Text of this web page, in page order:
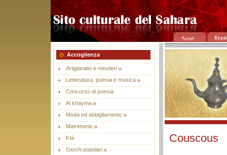
Accoglienza
Artigianato e mestieri
Letteratura, poesia e musica
Concorso di poesia
Al khayma
Moda ed abbigliamento
Matrimonio
Il tè
Giochi popolari
Couscous